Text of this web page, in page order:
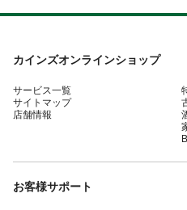
カインズオンラインショップ
サービス一覧
サイトマップ
店舗情報
お客様サポート